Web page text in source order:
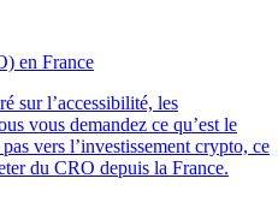
en France
sur l’accessibilité, les
vous demandez ce qu’est le
vers l’investissement crypto, ce
du CRO depuis la France.